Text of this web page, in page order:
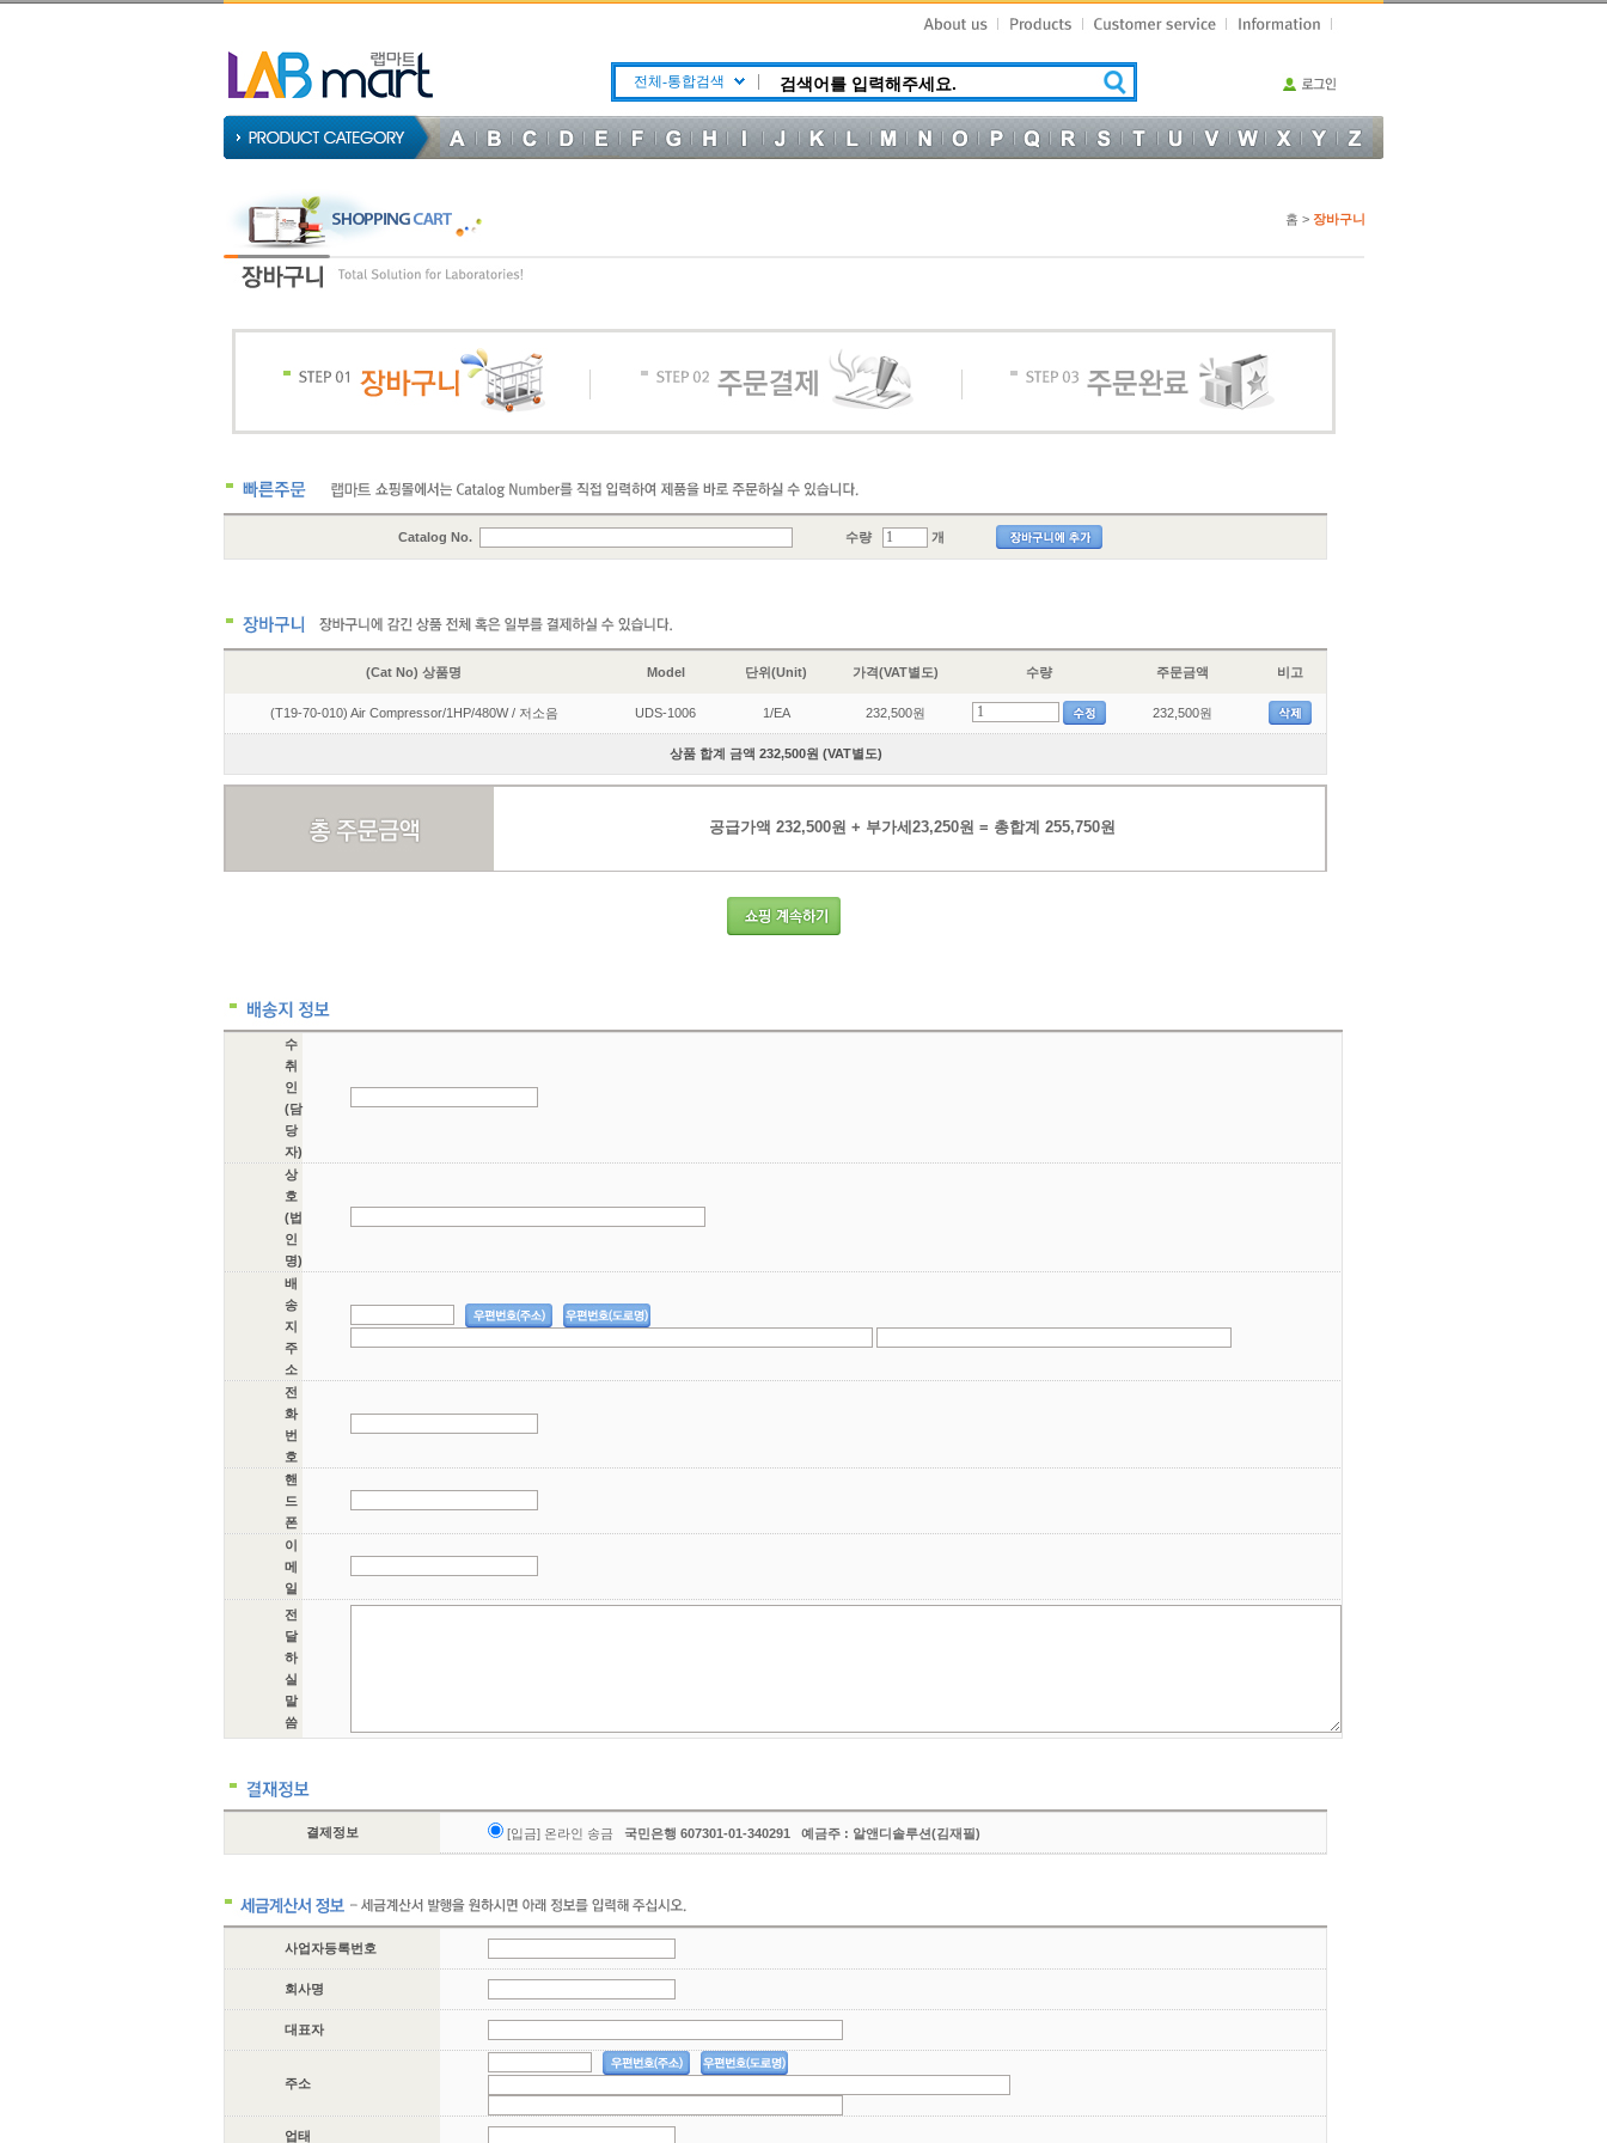
전체-통합검색
홈 > 장바구니
Catalog No. 수량 개
(Cat No) 상품명 Model 단위(Unit) 가격(VAT별도) 수량 주문금액 비고
(T19-70-010) Air Compressor/1HP/480W / 저소음 UDS-1006 1/EA 232,500원 232,500원
상품 합계 금액 232,500원 (VAT별도)
공급가액 232,500원 + 부가세23,250원 = 총합계 255,750원
수
취
인
(담
당
자)
상
호
(법
인
명)
배
송
지
주
소
전
화
번
호
핸
드
폰
이
메
일
전
달
하
실
말
씀
결제정보 [입금] 온라인 송금 국민은행 607301-01-340291 예금주 : 알앤디솔루션(김재필)
사업자등록번호
회사명
대표자
주소
업태